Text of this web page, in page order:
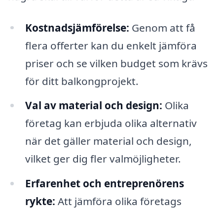
Kostnadsjämförelse: Genom att få
flera offerter kan du enkelt jämföra
priser och se vilken budget som krävs
för ditt balkongprojekt.
Val av material och design: Olika
företag kan erbjuda olika alternativ
när det gäller material och design,
vilket ger dig fler valmöjligheter.
Erfarenhet och entreprenörens
rykte: Att jämföra olika företags